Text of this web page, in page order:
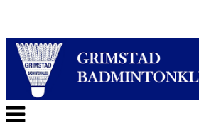
Veksle
navigasjon